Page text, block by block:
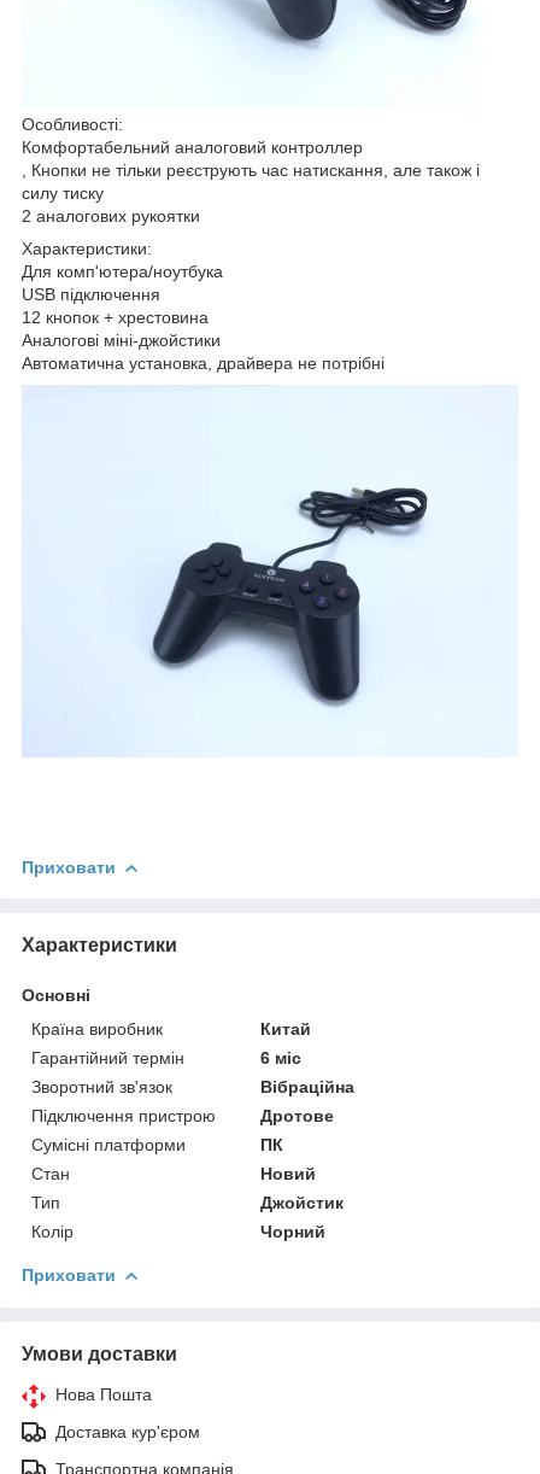
Особливості:
Комфортабельний аналоговий контроллер
, Кнопки не тільки реєструють час натискання, але також і
силу тиску
2 аналогових рукоятки
Характеристики:
Для комп'ютера/ноутбука
USB підключення
12 кнопок + хрестовина
Аналогові міні-джойстики
Автоматична установка, драйвера не потрібні
Приховати
Характеристики
Основні
Країна виробник
Китай
Гарантійний термін
6 міс
Зворотний зв'язок
Вібраційна
Підключення пристрою
Дротове
Сумісні платформи
ПК
Стан
Новий
Тип
Джойстик
Колір
Чорний
Приховати
Умови доставки
Нова Пошта
Доставка кур'єром
Транспортна компанія